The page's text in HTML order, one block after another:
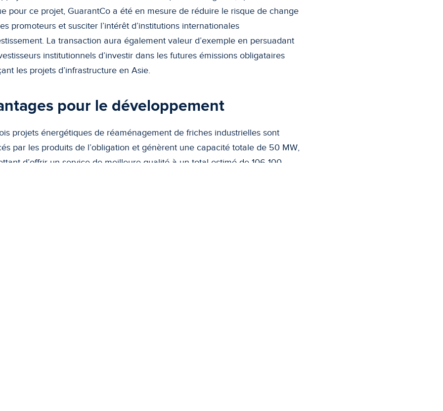
pour ce projet, GuarantCo a été en mesure de réduire le risque de change
promoteurs et susciter l’intérêt d’institutions internationales
La transaction aura également valeur d’exemple en persuadant
institutionnels d’investir dans les futures émissions obligataires
les projets d’infrastructure en Asie.
pour le développement
projets énergétiques de réaménagement de friches industrielles sont
par les produits de l’obligation et génèrent une capacité totale de 50 MW,
d’offrir un service de meilleure qualité à un total estimé de 106 100